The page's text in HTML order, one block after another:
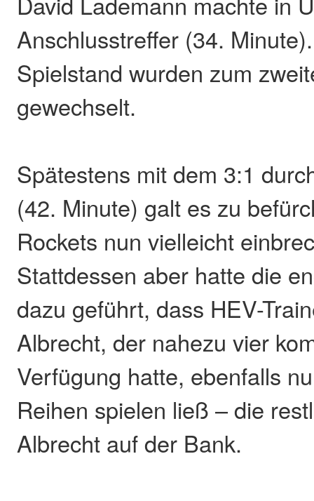
Anschlusstreffer (34.
Spielstand wurden zum
gewechselt.
Spätestens mit dem 3:1
(42. Minute) galt es zu
Rockets nun vielleicht
Stattdessen aber hatte die
dazu geführt, dass HEV-
Albrecht, der nahezu vier
Verfügung hatte, ebenfalls
Reihen spielen ließ – die
Albrecht auf der Bank.